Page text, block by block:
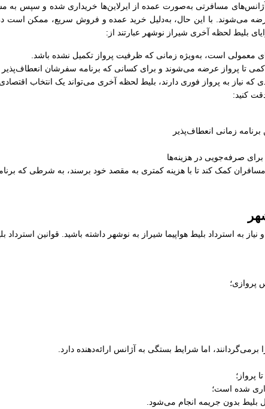
مسافرتی به‌صورت عمده از ایرلاین‌ها خریداری شده و سپس به
می‌شوند. با این حال، به‌دلیل خرید عمده و فروش سریع، ممکن است در
بلیط لحظه آخری شیراز نوشهر عبارتند از:
معمولی است، به‌ویژه زمانی که ظرفیت پرواز تکمیل نشده باشد.
کمی تا پرواز عرضه می‌شوند و برای کسانی که برنامه سفرشان
که نیاز به پرواز فوری دارند، بلیط لحظه آخری می‌تواند یک انتخاب
کنید:
زمانی انعطاف‌پذیر
صرفه‌جویی در هزینه‌ها
کمک کند تا با هزینه کمتری به مقصد خود برسند، به شرطی که
به استرداد بلیط هواپیما شیراز به نوشهر داشته باشید. قوانین
پروازی؛
اما شرایط بستگی به آژانس ارائه‌دهنده دارد.
پرواز؛
شده است؛
بلیط بدون جریمه انجام می‌شود.